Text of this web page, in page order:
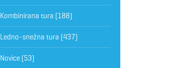
Kombinirana tura (188)
Ledno-snežna tura (437)
Novice(53)